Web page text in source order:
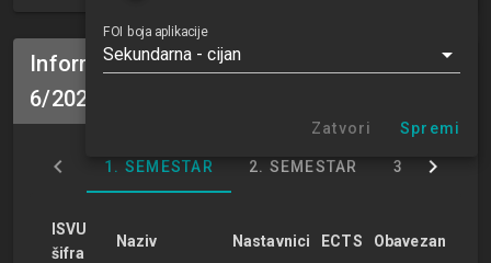
Informatika u obrazovanju 1.4 (IUO), 202
6/2027
1. SEMESTAR 2. SEMESTAR 3.
ISVU
šifra
Naziv Nastavnici ECTS Obavezan
FOI boja aplikacije
Sekundarna - cijan
Zatvori Spremi